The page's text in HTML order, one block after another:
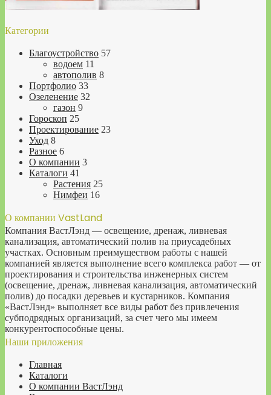
Категории
Благоустройство 57
водоем 11
автополив 8
Портфолио 33
Озеленение 32
газон 9
Гороскоп 25
Проектирование 23
Уход 8
Разное 6
О компании 3
Каталоги 41
Растения 25
Нимфеи 16
О компании VastLand
Компания ВастЛэнд — освещение, дренаж, ливневая
канализация, автоматический полив на приусадебных
участках. Основным преимуществом работы с нашей
компанией является выполнение всего комплекса работ — от
проектирования и строительства инженерных систем
(освещение, дренаж, ливневая канализация, автоматический
полив) до посадки деревьев и кустарников. Компания
«ВастЛэнд» выполняет все виды работ без привлечения
субподрядных организаций, за счет чего мы имеем
конкурентоспособные цены.
Наши приложения
Главная
Каталоги
О компании ВастЛэнд